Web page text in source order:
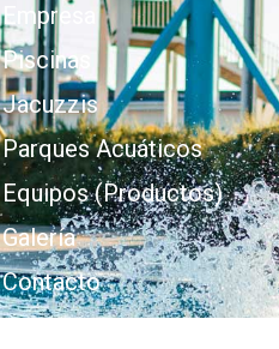
Empresa
Piscinas
Jacuzzis
Parques Acuáticos
Equipos (Productos)
Galería
Contacto